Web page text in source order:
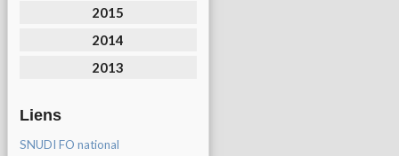
2015
2014
2013
Liens
SNUDI FO national